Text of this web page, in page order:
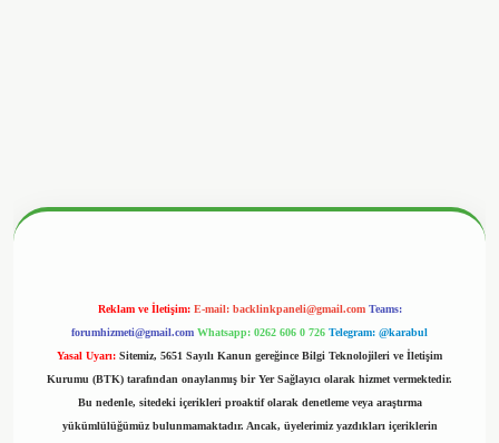
Reklam ve İletişim: E-mail: backlinkpaneli@gmail.com Teams:
forumhizmeti@gmail.com Whatsapp: 0262 606 0 726 Telegram: @karabul
Yasal Uyarı: Sitemiz, 5651 Sayılı Kanun gereğince Bilgi Teknolojileri ve İletişim
Kurumu (BTK) tarafından onaylanmış bir Yer Sağlayıcı olarak hizmet vermektedir.
Bu nedenle, sitedeki içerikleri proaktif olarak denetleme veya araştırma
yükümlülüğümüz bulunmamaktadır. Ancak, üyelerimiz yazdıkları içeriklerin